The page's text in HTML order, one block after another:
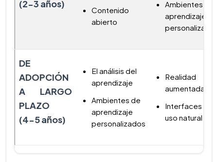
(2-3 años)
Contenido
abierto
Ambientes de
aprendizaje
DE
ADOPCIÓN
A LARGO
PLAZO
(4-5 años)
El análisis del
aprendizaje
Ambientes de
aprendizaje
personalizados
Realidad
aumentada
Interfaces de
uso natural